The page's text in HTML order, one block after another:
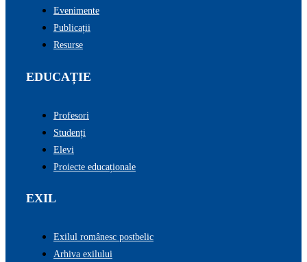
Evenimente
Publicații
Resurse
EDUCAȚIE
Profesori
Studenți
Elevi
Proiecte educaționale
EXIL
Exilul românesc postbelic
Arhiva exilului